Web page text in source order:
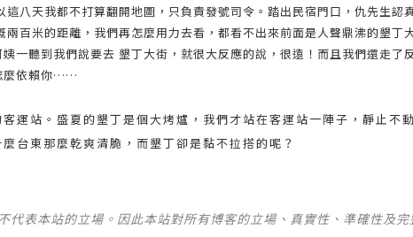
八天我都不打算翻開地圖，只負責發號司令。踏出民宿門口，仇先生認
百米的距離，我們再怎麼用力去看，都看不出來前面是人聲鼎沸的墾丁
一聽到我們說要去 墾丁大街，就很大反應的說，很遠！而且我們還走了
麼依賴你……
運站。盛夏的墾丁是個大烤爐，我們才站在客運站一陣子，靜止不
台東那麼乾爽清脆，而墾丁卻是黏不拉搭的呢？
代表本站的立場。因此本站對所有博客的立場、真實性、準確性及完